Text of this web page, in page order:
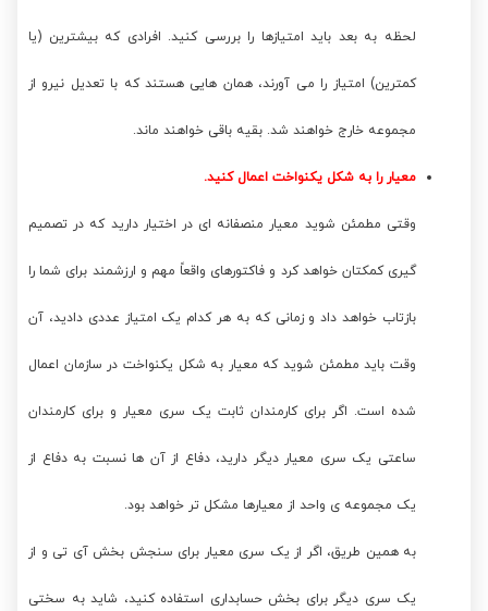
لحظه به بعد باید امتیازها را بررسی کنید. افرادی که بیشترین (یا
کمترین) امتیاز را می آورند، همان هایی هستند که با تعدیل نیرو از
مجموعه خارج خواهند شد. بقیه باقی خواهند ماند.
معیار را به شکل یکنواخت اعمال کنید.
وقتی مطمئن شوید معیار منصفانه ای در اختیار دارید که در تصمیم
گیری کمکتان خواهد کرد و فاکتورهای واقعاً مهم و ارزشمند برای شما را
بازتاب خواهد داد و زمانی که به هر کدام یک امتیاز عددی دادید، آن
وقت باید مطمئن شوید که معیار به شکل یکنواخت در سازمان اعمال
شده است. اگر برای کارمندان ثابت یک سری معیار و برای کارمندان
ساعتی یک سری معیار دیگر دارید، دفاع از آن ها نسبت به دفاع از
یک مجموعه ی واحد از معیارها مشکل تر خواهد بود.
به همین طریق، اگر از یک سری معیار برای سنجش بخش آی تی و از
یک سری دیگر برای بخش حسابداری استفاده کنید، شاید به سختی